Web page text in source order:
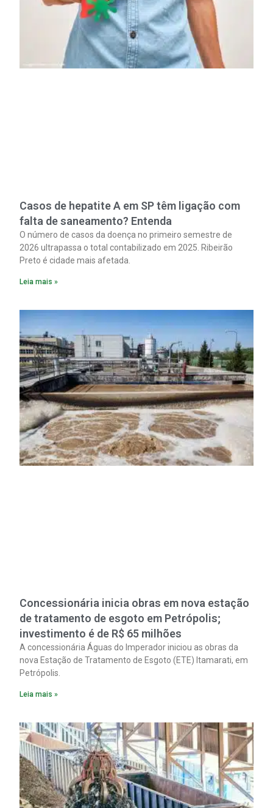
Casos de hepatite A em SP têm ligação com
falta de saneamento? Entenda
O número de casos da doença no primeiro semestre de
2026 ultrapassa o total contabilizado em 2025. Ribeirão
Preto é cidade mais afetada.
Leia mais »
Concessionária inicia obras em nova estação
de tratamento de esgoto em Petrópolis;
investimento é de R$ 65 milhões
A concessionária Águas do Imperador iniciou as obras da
nova Estação de Tratamento de Esgoto (ETE) Itamarati, em
Petrópolis.
Leia mais »